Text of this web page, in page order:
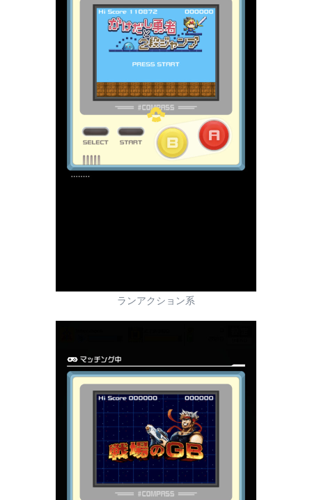
ランアクション系